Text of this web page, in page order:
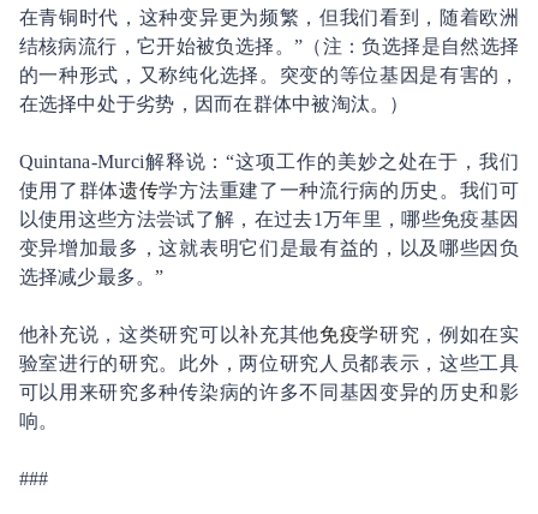
在青铜时代，这种变异更为频繁，但我们看到，随着欧洲
结核病流行，它开始被负选择。”（注：负选择是自然选择
的一种形式，又称纯化选择。突变的等位基因是有害的，
在选择中处于劣势，因而在群体中被淘汰。
）
Quintana-Murci解释说：“这项工作的美妙之处在于，我们
使用了群体遗传学方法重建了一种流行病的历史。我们可
以使用这些方法尝试了解，在过去1万年里，哪些免疫基因
变异增加最多，这就表明它们是最有益的，以及哪些因负
选择减少最多。”
他补充说，这类研究可以补充其他免疫学研究，例如在实
验室进行的研究。此外，两位研究人员都表示，这些工具
可以用来研究多种传染病的许多不同基因变异的历史和影
响。
###